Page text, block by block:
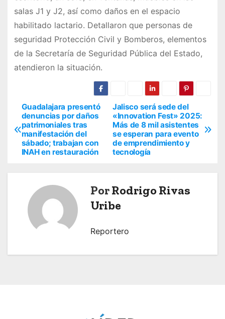
salas J1 y J2, así como daños en el espacio
habilitado lactario. Detallaron que personas de
seguridad Protección Civil y Bomberos, elementos
de la Secretaría de Seguridad Pública del Estado,
atendieron la situación.
N
a
v
i
Jalisco será sede del
«Innovation Fest» 2025:
Más de 8 mil asistentes
se esperan para evento
de emprendimiento y
tecnología
Guadalajara presentó
denuncias por daños
patrimoniales tras
manifestación del
sábado; trabajan con
INAH en restauración
PorRodrigo Rivas
Uribe
Reportero